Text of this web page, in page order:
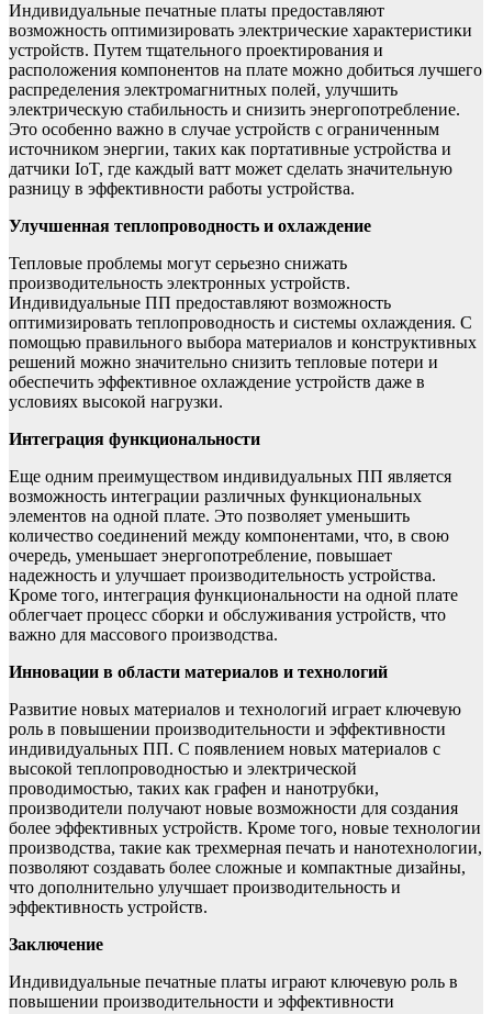
Индивидуальные печатные платы предоставляют
возможность оптимизировать электрические характеристики
устройств. Путем тщательного проектирования и
расположения компонентов на плате можно добиться лучшего
распределения электромагнитных полей, улучшить
электрическую стабильность и снизить энергопотребление.
Это особенно важно в случае устройств с ограниченным
источником энергии, таких как портативные устройства и
датчики IoT, где каждый ватт может сделать значительную
разницу в эффективности работы устройства.
Улучшенная теплопроводность и охлаждение
Тепловые проблемы могут серьезно снижать
производительность электронных устройств.
Индивидуальные ПП предоставляют возможность
оптимизировать теплопроводность и системы охлаждения. С
помощью правильного выбора материалов и конструктивных
решений можно значительно снизить тепловые потери и
обеспечить эффективное охлаждение устройств даже в
условиях высокой нагрузки.
Интеграция функциональности
Еще одним преимуществом индивидуальных ПП является
возможность интеграции различных функциональных
элементов на одной плате. Это позволяет уменьшить
количество соединений между компонентами, что, в свою
очередь, уменьшает энергопотребление, повышает
надежность и улучшает производительность устройства.
Кроме того, интеграция функциональности на одной плате
облегчает процесс сборки и обслуживания устройств, что
важно для массового производства.
Инновации в области материалов и технологий
Развитие новых материалов и технологий играет ключевую
роль в повышении производительности и эффективности
индивидуальных ПП. С появлением новых материалов с
высокой теплопроводностью и электрической
проводимостью, таких как графен и нанотрубки,
производители получают новые возможности для создания
более эффективных устройств. Кроме того, новые технологии
производства, такие как трехмерная печать и нанотехнологии,
позволяют создавать более сложные и компактные дизайны,
что дополнительно улучшает производительность и
эффективность устройств.
Заключение
Индивидуальные печатные платы играют ключевую роль в
повышении производительности и эффективности